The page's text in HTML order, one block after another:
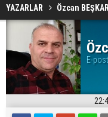
YAZARLAR Özcan
E-